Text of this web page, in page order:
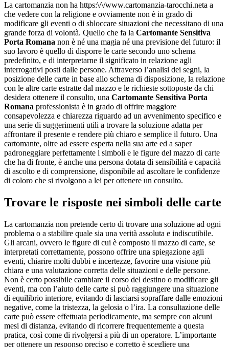
La cartomanzia non ha https:\/\/www.cartomanzia-tarocchi.neta a
che vedere con la religione e ovviamente non è in grado di
modificare gli eventi o di sbloccare situazioni che necessitano di una
grande forza di volontà. Quello che fa la Cartomante Sensitiva
Porta Romana non è né una magia né una previsione del futuro: il
suo lavoro è quello di disporre le carte secondo uno schema
predefinito, e di interpretarne il significato in relazione agli
interrogativi posti dalle persone. Attraverso l’analisi dei segni, la
posizione delle carte in base allo schema di disposizione, la relazione
con le altre carte estratte dal mazzo e le richieste sottoposte da chi
desidera ottenere il consulto, una Cartomante Sensitiva Porta
Romana professionista è in grado di offrire maggiore
consapevolezza e chiarezza riguardo ad un avvenimento specifico e
una serie di suggerimenti utili a trovare la soluzione adatta per
affrontare il presente e rendere più chiaro e semplice il futuro. Una
cartomante, oltre ad essere esperta nella sua arte ed a saper
padroneggiare perfettamente i simboli e le figure del mazzo di carte
che ha di fronte, è anche una persona dotata di sensibilità e capacità
di ascolto e di comprensione, disponibile ad ascoltare le confidenze
di coloro che si rivolgono a lei per ottenere un consulto.
Trovare le risposte nei simboli delle carte
La cartomanzia non pretende certo di trovare una soluzione ad ogni
problema o a stabilire quale sia una verità assoluta e indiscutibile.
Gli arcani, ovvero le figure di cui è composto il mazzo di carte, se
interpretati correttamente, possono offrire una spiegazione agli
eventi, chiarire molti dubbi e incertezze, favorire una visione più
chiara e una valutazione corretta delle situazioni e delle persone.
Non è certo possibile cambiare il corso del destino o modificare gli
eventi, ma con l’aiuto delle carte si può raggiungere una situazione
di equilibrio interiore, evitando di lasciarsi sopraffare dalle emozioni
negative, come la tristezza, la gelosia o l’ira. La consultazione delle
carte può essere effettuata periodicamente, ma sempre con alcuni
mesi di distanza, evitando di ricorrere frequentemente a questa
pratica, così come di rivolgersi a più di un operatore. L’importante
per ottenere un responso preciso e corretto è scegliere una